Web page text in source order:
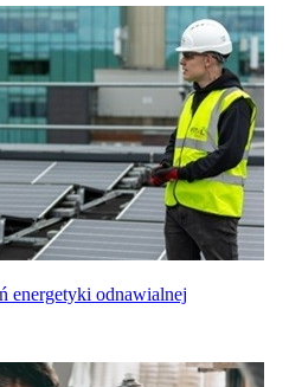
energetyki odnawialnej